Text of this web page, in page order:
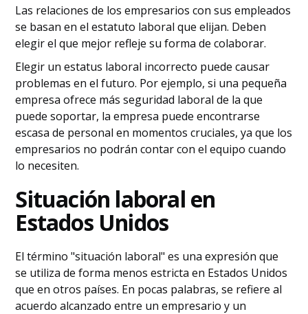
Las relaciones de los empresarios con sus empleados
se basan en el estatuto laboral que elijan. Deben
elegir el que mejor refleje su forma de colaborar.
Elegir un estatus laboral incorrecto puede causar
problemas en el futuro. Por ejemplo, si una pequeña
empresa ofrece más seguridad laboral de la que
puede soportar, la empresa puede encontrarse
escasa de personal en momentos cruciales, ya que los
empresarios no podrán contar con el equipo cuando
lo necesiten.
Situación laboral en
Estados Unidos
El término "situación laboral" es una expresión que
se utiliza de forma menos estricta en Estados Unidos
que en otros países. En pocas palabras, se refiere al
acuerdo alcanzado entre un empresario y un